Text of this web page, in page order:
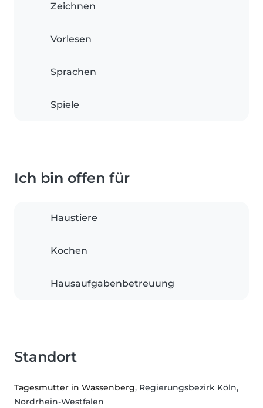
Zeichnen
Vorlesen
Sprachen
Spiele
Ich bin offen für
Haustiere
Kochen
Hausaufgabenbetreuung
Standort
Tagesmutter in Wassenberg, Regierungsbezirk Köln,
Nordrhein-Westfalen